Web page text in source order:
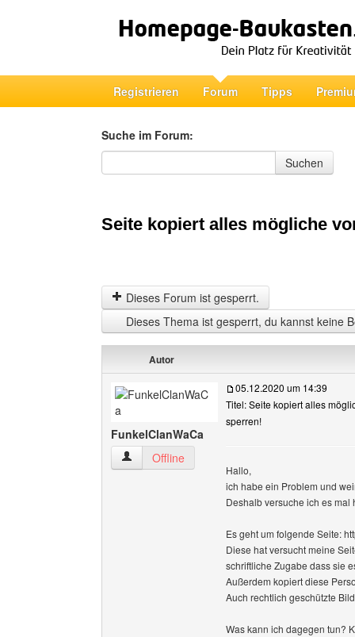
Registrieren Forum Tipps
Suche im Forum:
Suche im Forum
Suchen
Seite kopiert alles mögliche
Dieses Forum ist gesperrt.
Dieses Thema ist gesperrt, du kannst keine
Autor
FunkelClanWaCa
FunkelClanWaCa Benutzer-Profile anzeigen
Offline
05.12.2020 um 14:39
Titel: Seite kopiert alles
sperren!
Hallo,
ich habe ein Problem und
Deshalb versuche ich es mal
Es geht um folgende Seite:
Diese hat versucht meine
schriftliche Zugabe dass sie
Außerdem kopiert diese
Auch rechtlich geschützte
Was kann ich dagegen tun?